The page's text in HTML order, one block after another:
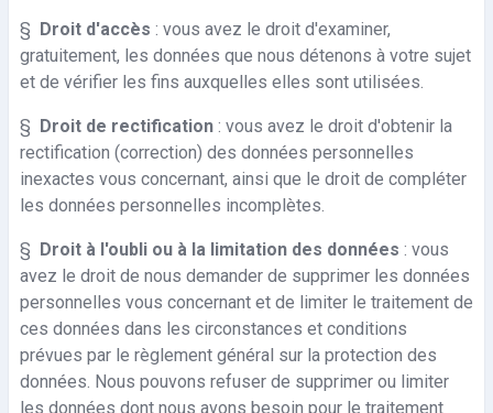
§ Droit d'accès : vous avez le droit d'examiner,
gratuitement, les données que nous détenons à votre sujet
et de vérifier les fins auxquelles elles sont utilisées.
§ Droit de rectification : vous avez le droit d'obtenir la
rectification (correction) des données personnelles
inexactes vous concernant, ainsi que le droit de compléter
les données personnelles incomplètes.
§ Droit à l'oubli ou à la limitation des données : vous
avez le droit de nous demander de supprimer les données
personnelles vous concernant et de limiter le traitement de
ces données dans les circonstances et conditions
prévues par le règlement général sur la protection des
données. Nous pouvons refuser de supprimer ou limiter
les données dont nous avons besoin pour le traitement